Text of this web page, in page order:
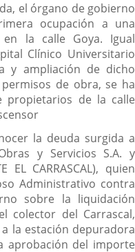
el órgano de gobierno
ocupación a una
la calle Goya. Igual
Clínico Universitario
y ampliación de dicho
de obra, se ha
propietarios de la calle
la deuda surgida a
y Servicios S.A. y
EL CARRASCAL), quien
Administrativo contra
sobre la liquidación
colector del Carrascal,
la estación depuradora
aprobación del importe